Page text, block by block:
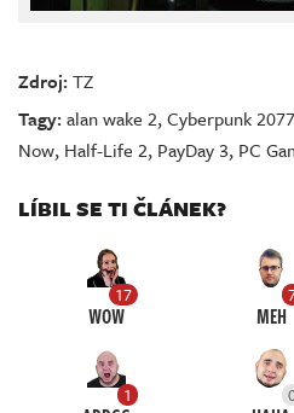
Zdroj:TZ
Tagy:alan wake 2,Cyberpunk
Now, Half-Life 2, PayDay 3, PC
LÍBIL SE TI ČLÁNEK?
17
WOW MEH
1